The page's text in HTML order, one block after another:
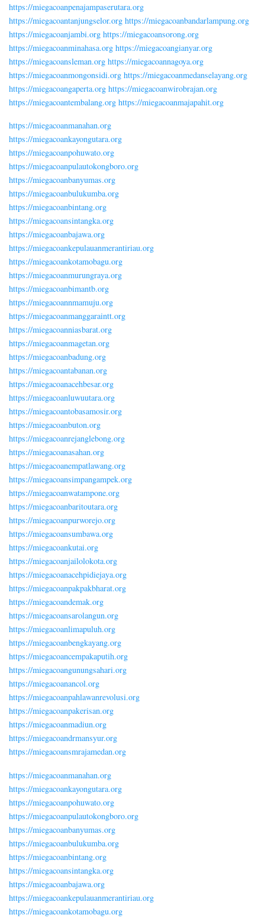
https://miegacoanpenajampaserutara.org
https://miegacoantanjungselor.org https://miegacoanbandarlampung.org
https://miegacoanjambi.org https://miegacoansorong.org
https://miegacoanminahasa.org https://miegacoangianyar.org
https://miegacoansleman.org https://miegacoannagoya.org
https://miegacoanmongonsidi.org https://miegacoanmedanselayang.org
https://miegacoangaperta.org https://miegacoanwirobrajan.org
https://miegacoantembalang.org https://miegacoanmajapahit.org
https://miegacoanmanahan.org
https://miegacoankayongutara.org
https://miegacoanpohuwato.org
https://miegacoanpulautokongboro.org
https://miegacoanbanyumas.org
https://miegacoanbulukumba.org
https://miegacoanbintang.org
https://miegacoansintangka.org
https://miegacoanbajawa.org
https://miegacoankepulauanmerantiriau.org
https://miegacoankotamobagu.org
https://miegacoanmurungraya.org
https://miegacoanbimantb.org
https://miegacoannmamuju.org
https://miegacoanmanggaraintt.org
https://miegacoanniasbarat.org
https://miegacoanmagetan.org
https://miegacoanbadung.org
https://miegacoantabanan.org
https://miegacoanacehbesar.org
https://miegacoanluwuutara.org
https://miegacoantobasamosir.org
https://miegacoanbuton.org
https://miegacoanrejanglebong.org
https://miegacoanasahan.org
https://miegacoanempatlawang.org
https://miegacoansimpangampek.org
https://miegacoanwatampone.org
https://miegacoanbaritoutara.org
https://miegacoanpurworejo.org
https://miegacoansumbawa.org
https://miegacoankutai.org
https://miegacoanjailolokota.org
https://miegacoanacehpidiejaya.org
https://miegacoanpakpakbharat.org
https://miegacoandemak.org
https://miegacoansarolangun.org
https://miegacoanlimapuluh.org
https://miegacoanbengkayang.org
https://miegacoancempakaputih.org
https://miegacoangunungsahari.org
https://miegacoanancol.org
https://miegacoanpahlawanrevolusi.org
https://miegacoanpakerisan.org
https://miegacoanmadiun.org
https://miegacoandrmansyur.org
https://miegacoansmrajamedan.org
https://miegacoanmanahan.org
https://miegacoankayongutara.org
https://miegacoanpohuwato.org
https://miegacoanpulautokongboro.org
https://miegacoanbanyumas.org
https://miegacoanbulukumba.org
https://miegacoanbintang.org
https://miegacoansintangka.org
https://miegacoanbajawa.org
https://miegacoankepulauanmerantiriau.org
https://miegacoankotamobagu.org